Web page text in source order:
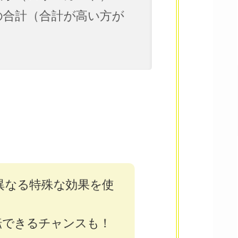
計（合計が高い方が
なる特殊な効果を使
きるチャンスも！